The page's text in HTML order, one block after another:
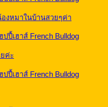
องหมาในบ้านสวยๆค่า
ค่ะ